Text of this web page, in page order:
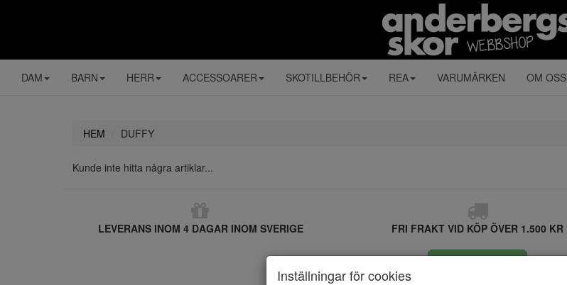
DAM BARN HERR ACCESSOARER SKOTILLBEHÖR REA VARUMÄRKEN OM OSS
HEM DUFFY
Kunde inte hitta några artiklar...
LEVERANS INOM 4 DAGAR INOM SVERIGE FRI FRAKT VID KÖP ÖVER 1.500 KR
Inställningar för cookies